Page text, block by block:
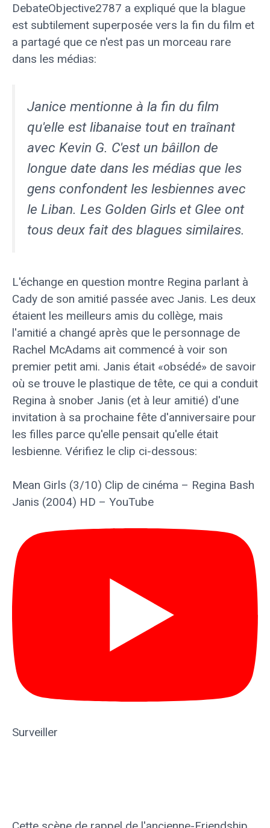
DebateObjective2787 a expliqué que la blague
est subtilement superposée vers la fin du film et
a partagé que ce n'est pas un morceau rare
dans les médias:
Janice mentionne à la fin du film
qu'elle est libanaise tout en traînant
avec Kevin G. C'est un bâillon de
longue date dans les médias que les
gens confondent les lesbiennes avec
le Liban. Les Golden Girls et Glee ont
tous deux fait des blagues similaires.
L'échange en question montre Regina parlant à
Cady de son amitié passée avec Janis. Les deux
étaient les meilleurs amis du collège, mais
l'amitié a changé après que le personnage de
Rachel McAdams ait commencé à voir son
premier petit ami. Janis était «obsédé» de savoir
où se trouve le plastique de tête, ce qui a conduit
Regina à snober Janis (et à leur amitié) d'une
invitation à sa prochaine fête d'anniversaire pour
les filles parce qu'elle pensait qu'elle était
lesbienne. Vérifiez le clip ci-dessous:
Mean Girls (3/10) Clip de cinéma – Regina Bash
Janis (2004) HD – YouTube
Surveiller